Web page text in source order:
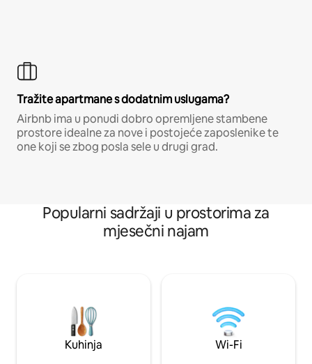
Tražite apartmane s dodatnim uslugama?
Airbnb ima u ponudi dobro opremljene stambene
prostore idealne za nove i postojeće zaposlenike te
one koji se zbog posla sele u drugi grad.
Popularni sadržaji u prostorima za
mjesečni najam
Kuhinja Wi-Fi